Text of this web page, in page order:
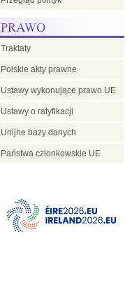
Traktaty
Polskie akty prawne
Ustawy wykonujące prawo UE
Ustawy o ratyfikacji
Unijne bazy danych
Państwa członkowskie UE